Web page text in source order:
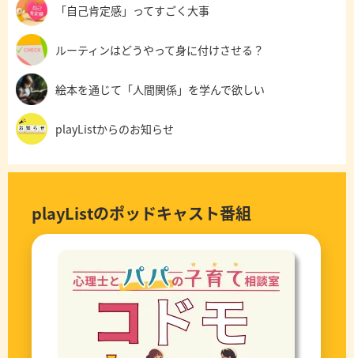
「自己肯定感」ってすごく大事
ルーティンはどうやって身に付けさせる？
絵本を通じて「人間関係」を学んで欲しい
playListからのお知らせ
playListのポッドキャスト番組